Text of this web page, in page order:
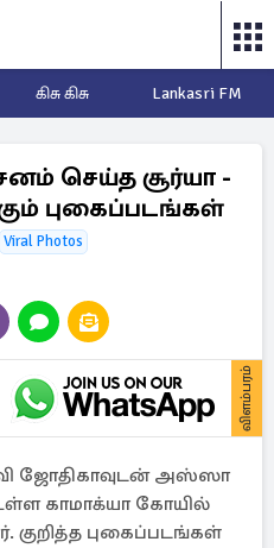
கிசு கிசு Lankasri FM
செய்த சூர்யா -
புகைப்படங்கள்
Viral Photos
விளம்பரம்
ஜோதிகாவுடன் அஸ்ஸா
காமாக்யா கோயில்
குறித்த புகைப்படங்கள்